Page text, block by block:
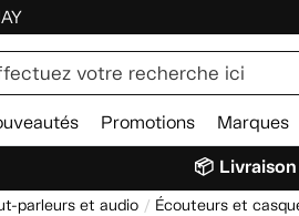
Promotions Marques
📦
parleurs et audio Écouteurs et